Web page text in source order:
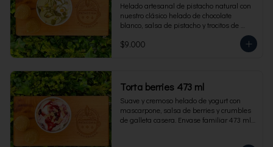
Helado artesanal de pistacho natural con
nuestro clásico helado de chocolate
blanco, salsa de pistacho y trocitos de
pistacho. Envase familiar 473 ml, rinde 4
porciones.
$9.000
Torta berries 473 ml
Suave y cremoso helado de yogurt con
mascarpone, salsa de berries y crumbles
de galleta casera. Envase familiar 473 ml,